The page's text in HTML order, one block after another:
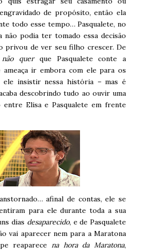
de propósito, então ela
todo esse tempo… Pasqualete, no
não podia ter tomado essa decisão
privou de ver seu filho crescer. De
não querque Pasqualete conte a
ameaça ir embora com ele para os
ele insistir nessa história – mas é
descobrindo tudo ao ouvir uma
entre Elisa e Pasqualete em frente
afinal de contas, ele se
para ele durante toda a sua
dias desaparecido, e de Pasqualete
vai aparecer nem para a Maratona
reaparece na hora da Maratona,